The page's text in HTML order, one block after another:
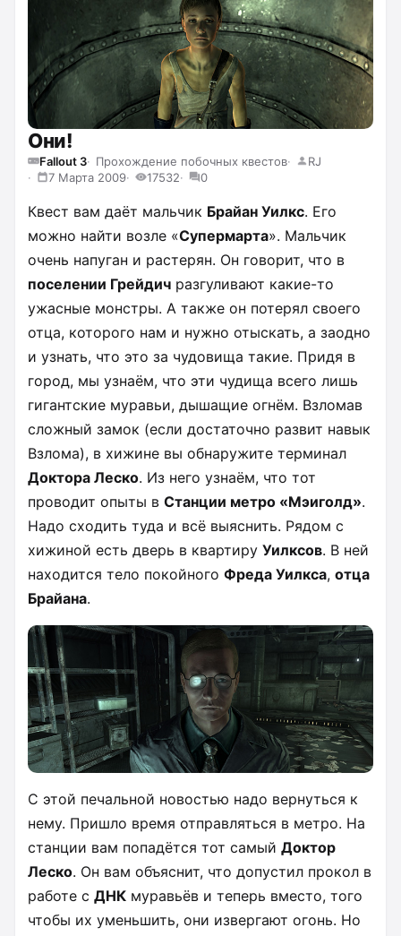
Они!
Fallout 3 Прохождение побочных квестов
RJ
7 Марта 2009
17532 0
Квест вам даёт мальчик Брайан Уилкс. Его
можно найти возле «Супермарта». Мальчик
очень напуган и растерян. Он говорит, что в
поселении Грейдич разгуливают какие-то
ужасные монстры. А также он потерял своего
отца, которого нам и нужно отыскать, а заодно
и узнать, что это за чудовища такие. Придя в
город, мы узнаём, что эти чудища всего лишь
гигантские муравьи, дышащие огнём. Взломав
сложный замок (если достаточно развит навык
Взлома), в хижине вы обнаружите терминал
Доктора Леско. Из него узнаём, что тот
проводит опыты в Станции метро «Мэиголд».
Надо сходить туда и всё выяснить. Рядом с
хижиной есть дверь в квартиру Уилксов. В ней
находится тело покойного Фреда Уилкса, отца
Брайана.
С этой печальной новостью надо вернуться к
нему. Пришло время отправляться в метро. На
станции вам попадётся тот самый Доктор
Леско. Он вам объяснит, что допустил прокол в
работе с ДНК муравьёв и теперь вместо, того
чтобы их уменьшить, они извергают огонь. Но